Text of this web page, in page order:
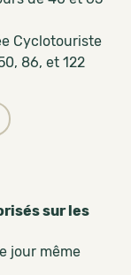
Cyclotouriste
86, et 122
sur les
jour même